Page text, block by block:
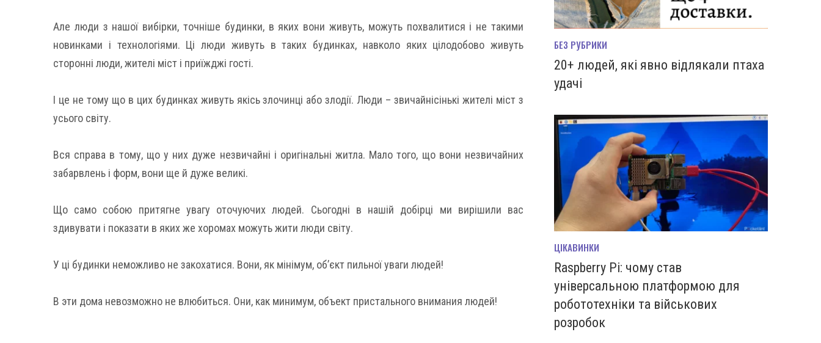
Але люди з нашої вибірки, точніше будинки, в яких вони живуть, можуть похвалитися і не такими
новинками і технологіями. Ці люди живуть в таких будинках, навколо яких цілодобово живуть
сторонні люди, жителі міст і приїжджі гості.
І це не тому що в цих будинках живуть якісь злочинці або злодії. Люди – звичайнісінькі жителі міст з
усього світу.
Вся справа в тому, що у них дуже незвичайні і оригінальні житла. Мало того, що вони незвичайних
забарвлень і форм, вони ще й дуже великі.
Що само собою притягне увагу оточуючих людей. Сьогодні в нашій добірці ми вирішили вас
здивувати і показати в яких же хоромах можуть жити люди світу.
У ці будинки неможливо не закохатися. Вони, як мінімум, об’єкт пильної уваги людей!
В эти дома невозможно не влюбиться. Они, как минимум, объект пристального внимания людей!
БЕЗ РУБРИКИ
20+ людей, які явно відлякали птаха
удачі
ЦІКАВИНКИ
Raspberry Pi: чому став
універсальною платформою для
робототехніки та військових
розробок